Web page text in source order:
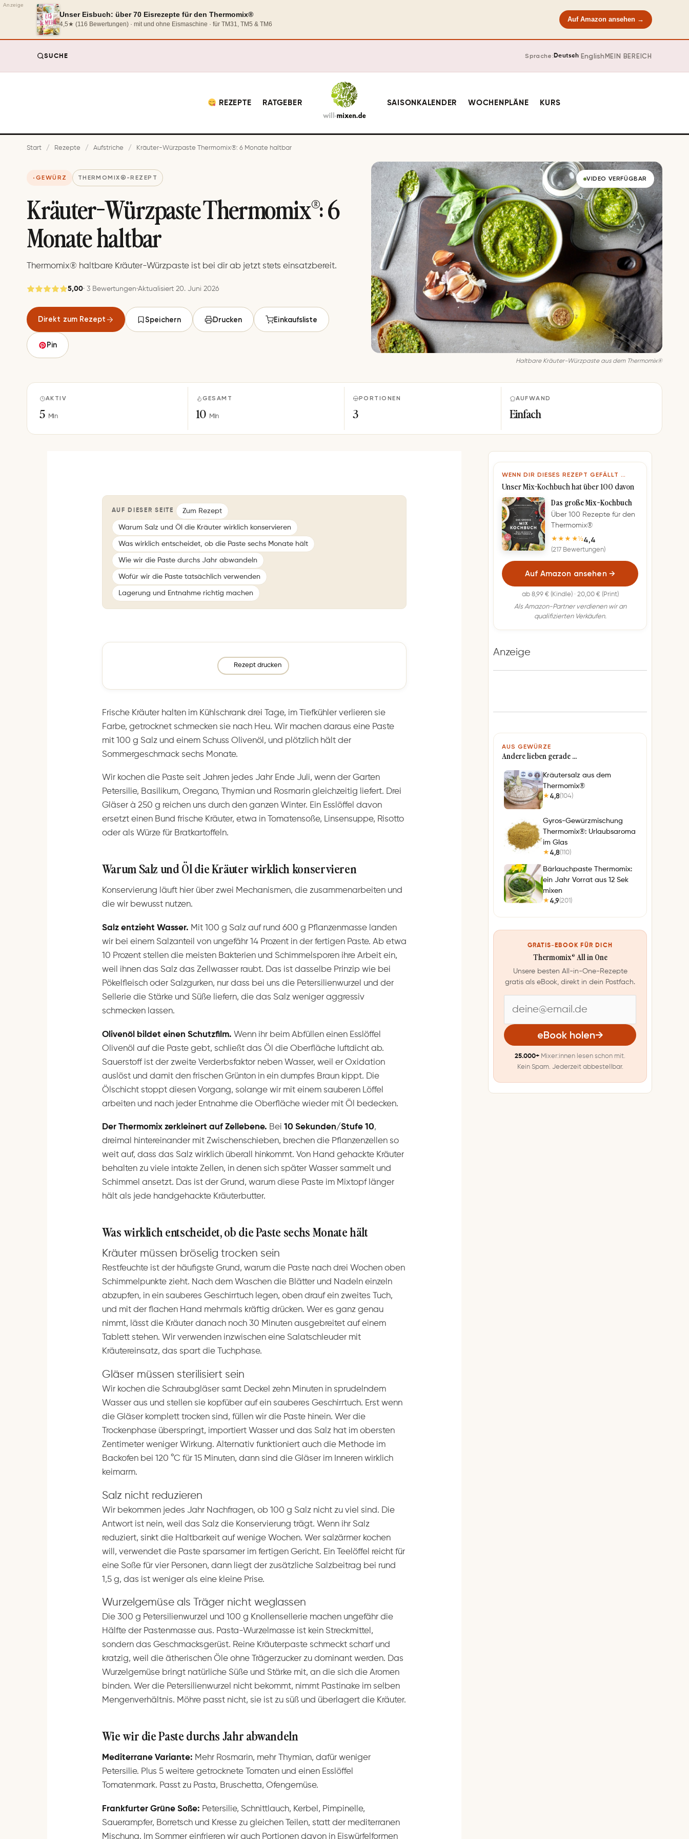
Anzeige
Unser Eisbuch: über 70 Eisrezepte für den Thermomix®
4,5★ (116 Bewertungen) · mit und ohne Eismaschine · für TM31, TM5 & TM6
Auf Amazon ansehen →
SUCHE Sprache:Deutsch· EnglishMEIN BEREICH
REZEPTE RATGEBER SAISONKALENDER WOCHENPLÄNE KURS
Start / Rezepte / Aufstriche / Kräuter-Würzpaste Thermomix®: 6 Monate haltbar
GEWÜRZ THERMOMIX®-REZEPT
Kräuter-Würzpaste Thermomix®: 6
Monate haltbar
Thermomix® haltbare Kräuter-Würzpaste ist bei dir ab jetzt stets einsatzbereit.
5,00· 3 Bewertungen·Aktualisiert 20. Juni 2026
Direkt zum Rezept
Gespeichert
Speichern
Speichern Drucken Einkaufsliste
Pin
VIDEO VERFÜGBAR
Haltbare Kräuter-Würzpaste aus dem Thermomix®
AKTIV
5 Min
GESAMT
10 Min
PORTIONEN
3
AUFWAND
Einfach
AUF DIESER SEITE Zum Rezept
Warum Salz und Öl die Kräuter wirklich konservieren
Was wirklich entscheidet, ob die Paste sechs Monate hält
Wie wir die Paste durchs Jahr abwandeln
Wofür wir die Paste tatsächlich verwenden
Lagerung und Entnahme richtig machen
Rezept drucken
Frische Kräuter halten im Kühlschrank drei Tage, im Tiefkühler verlieren sie
Farbe, getrocknet schmecken sie nach Heu. Wir machen daraus eine Paste
mit 100 g Salz und einem Schuss Olivenöl, und plötzlich hält der
Sommergeschmack sechs Monate.
Wir kochen die Paste seit Jahren jedes Jahr Ende Juli, wenn der Garten
Petersilie, Basilikum, Oregano, Thymian und Rosmarin gleichzeitig liefert. Drei
Gläser à 250 g reichen uns durch den ganzen Winter. Ein Esslöffel davon
ersetzt einen Bund frische Kräuter, etwa in Tomatensoße, Linsensuppe, Risotto
oder als Würze für Bratkartoffeln.
Warum Salz und Öl die Kräuter wirklich konservieren
Konservierung läuft hier über zwei Mechanismen, die zusammenarbeiten und
die wir bewusst nutzen.
Salz entzieht Wasser. Mit 100 g Salz auf rund 600 g Pflanzenmasse landen
wir bei einem Salzanteil von ungefähr 14 Prozent in der fertigen Paste. Ab etwa
10 Prozent stellen die meisten Bakterien und Schimmelsporen ihre Arbeit ein,
weil ihnen das Salz das Zellwasser raubt. Das ist dasselbe Prinzip wie bei
Pökelfleisch oder Salzgurken, nur dass bei uns die Petersilienwurzel und der
Sellerie die Stärke und Süße liefern, die das Salz weniger aggressiv
schmecken lassen.
Olivenöl bildet einen Schutzfilm. Wenn ihr beim Abfüllen einen Esslöffel
Olivenöl auf die Paste gebt, schließt das Öl die Oberfläche luftdicht ab.
Sauerstoff ist der zweite Verderbsfaktor neben Wasser, weil er Oxidation
auslöst und damit den frischen Grünton in ein dumpfes Braun kippt. Die
Ölschicht stoppt diesen Vorgang, solange wir mit einem sauberen Löffel
arbeiten und nach jeder Entnahme die Oberfläche wieder mit Öl bedecken.
Der Thermomix zerkleinert auf Zellebene. Bei 10 Sekunden/Stufe 10,
dreimal hintereinander mit Zwischenschieben, brechen die Pflanzenzellen so
weit auf, dass das Salz wirklich überall hinkommt. Von Hand gehackte Kräuter
behalten zu viele intakte Zellen, in denen sich später Wasser sammelt und
Schimmel ansetzt. Das ist der Grund, warum diese Paste im Mixtopf länger
hält als jede handgehackte Kräuterbutter.
Was wirklich entscheidet, ob die Paste sechs Monate hält
Kräuter müssen bröselig trocken sein
Restfeuchte ist der häufigste Grund, warum die Paste nach drei Wochen oben
Schimmelpunkte zieht. Nach dem Waschen die Blätter und Nadeln einzeln
abzupfen, in ein sauberes Geschirrtuch legen, oben drauf ein zweites Tuch,
und mit der flachen Hand mehrmals kräftig drücken. Wer es ganz genau
nimmt, lässt die Kräuter danach noch 30 Minuten ausgebreitet auf einem
Tablett stehen. Wir verwenden inzwischen eine Salatschleuder mit
Kräutereinsatz, das spart die Tuchphase.
Gläser müssen sterilisiert sein
Wir kochen die Schraubgläser samt Deckel zehn Minuten in sprudelndem
Wasser aus und stellen sie kopfüber auf ein sauberes Geschirrtuch. Erst wenn
die Gläser komplett trocken sind, füllen wir die Paste hinein. Wer die
Trockenphase überspringt, importiert Wasser und das Salz hat im obersten
Zentimeter weniger Wirkung. Alternativ funktioniert auch die Methode im
Backofen bei 120 °C für 15 Minuten, dann sind die Gläser im Inneren wirklich
keimarm.
Salz nicht reduzieren
Wir bekommen jedes Jahr Nachfragen, ob 100 g Salz nicht zu viel sind. Die
Antwort ist nein, weil das Salz die Konservierung trägt. Wenn ihr Salz
reduziert, sinkt die Haltbarkeit auf wenige Wochen. Wer salzärmer kochen
will, verwendet die Paste sparsamer im fertigen Gericht. Ein Teelöffel reicht für
eine Soße für vier Personen, dann liegt der zusätzliche Salzbeitrag bei rund
1,5 g, das ist weniger als eine kleine Prise.
Wurzelgemüse als Träger nicht weglassen
Die 300 g Petersilienwurzel und 100 g Knollensellerie machen ungefähr die
Hälfte der Pastenmasse aus. Pasta-Wurzelmasse ist kein Streckmittel,
sondern das Geschmacksgerüst. Reine Kräuterpaste schmeckt scharf und
kratzig, weil die ätherischen Öle ohne Trägerzucker zu dominant werden. Das
Wurzelgemüse bringt natürliche Süße und Stärke mit, an die sich die Aromen
binden. Wer die Petersilienwurzel nicht bekommt, nimmt Pastinake im selben
Mengenverhältnis. Möhre passt nicht, sie ist zu süß und überlagert die Kräuter.
Wie wir die Paste durchs Jahr abwandeln
Mediterrane Variante: Mehr Rosmarin, mehr Thymian, dafür weniger
Petersilie. Plus 5 weitere getrocknete Tomaten und einen Esslöffel
Tomatenmark. Passt zu Pasta, Bruschetta, Ofengemüse.
Frankfurter Grüne Soße: Petersilie, Schnittlauch, Kerbel, Pimpinelle,
Sauerampfer, Borretsch und Kresse zu gleichen Teilen, statt der mediterranen
Mischung. Im Sommer einfrieren wir auch Portionen davon in Eiswürfelformen
WENN DIR DIESES REZEPT GEFÄLLT …
Unser Mix-Kochbuch hat über 100 davon
Das große Mix-Kochbuch
Über 100 Rezepte für den
Thermomix®
★★★★½4,4
(217 Bewertungen)
Auf Amazon ansehen →
ab 8,99 € (Kindle) · 20,00 € (Print)
Als Amazon-Partner verdienen wir an
qualifizierten Verkäufen.
Anzeige
AUS GEWÜRZE
Andere lieben gerade …
Kräutersalz aus dem
Thermomix®
★ 4,8(104)
Gyros-Gewürzmischung
Thermomix®: Urlaubsaroma
im Glas
★ 4,8(110)
Bärlauchpaste Thermomix:
ein Jahr Vorrat aus 12 Sek
mixen
★ 4,9(201)
GRATIS-EBOOK FÜR DICH
Thermomix® All in One
Unsere besten All-in-One-Rezepte
gratis als eBook, direkt in dein Postfach.
-
M
eBook holen→
25.000+ Mixer:innen lesen schon mit.
Kein Spam. Jederzeit abbestellbar.